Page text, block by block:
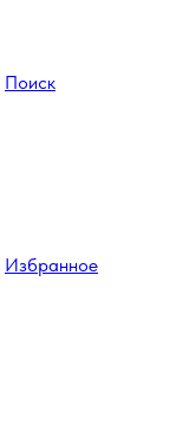
Поиск
Избранное